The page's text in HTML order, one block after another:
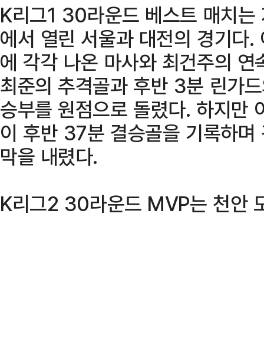
K리그1 30라운드 베스트 매치
에서 열린 서울과 대전의 경기다
에 각각 나온 마사와 최건주의
최준의 추격골과 후반 3분 린가
승부를 원점으로 돌렸다. 하지만
이 후반 37분 결승골을 기록하
막을 내렸다.
K리그2 30라운드 MVP는 천안